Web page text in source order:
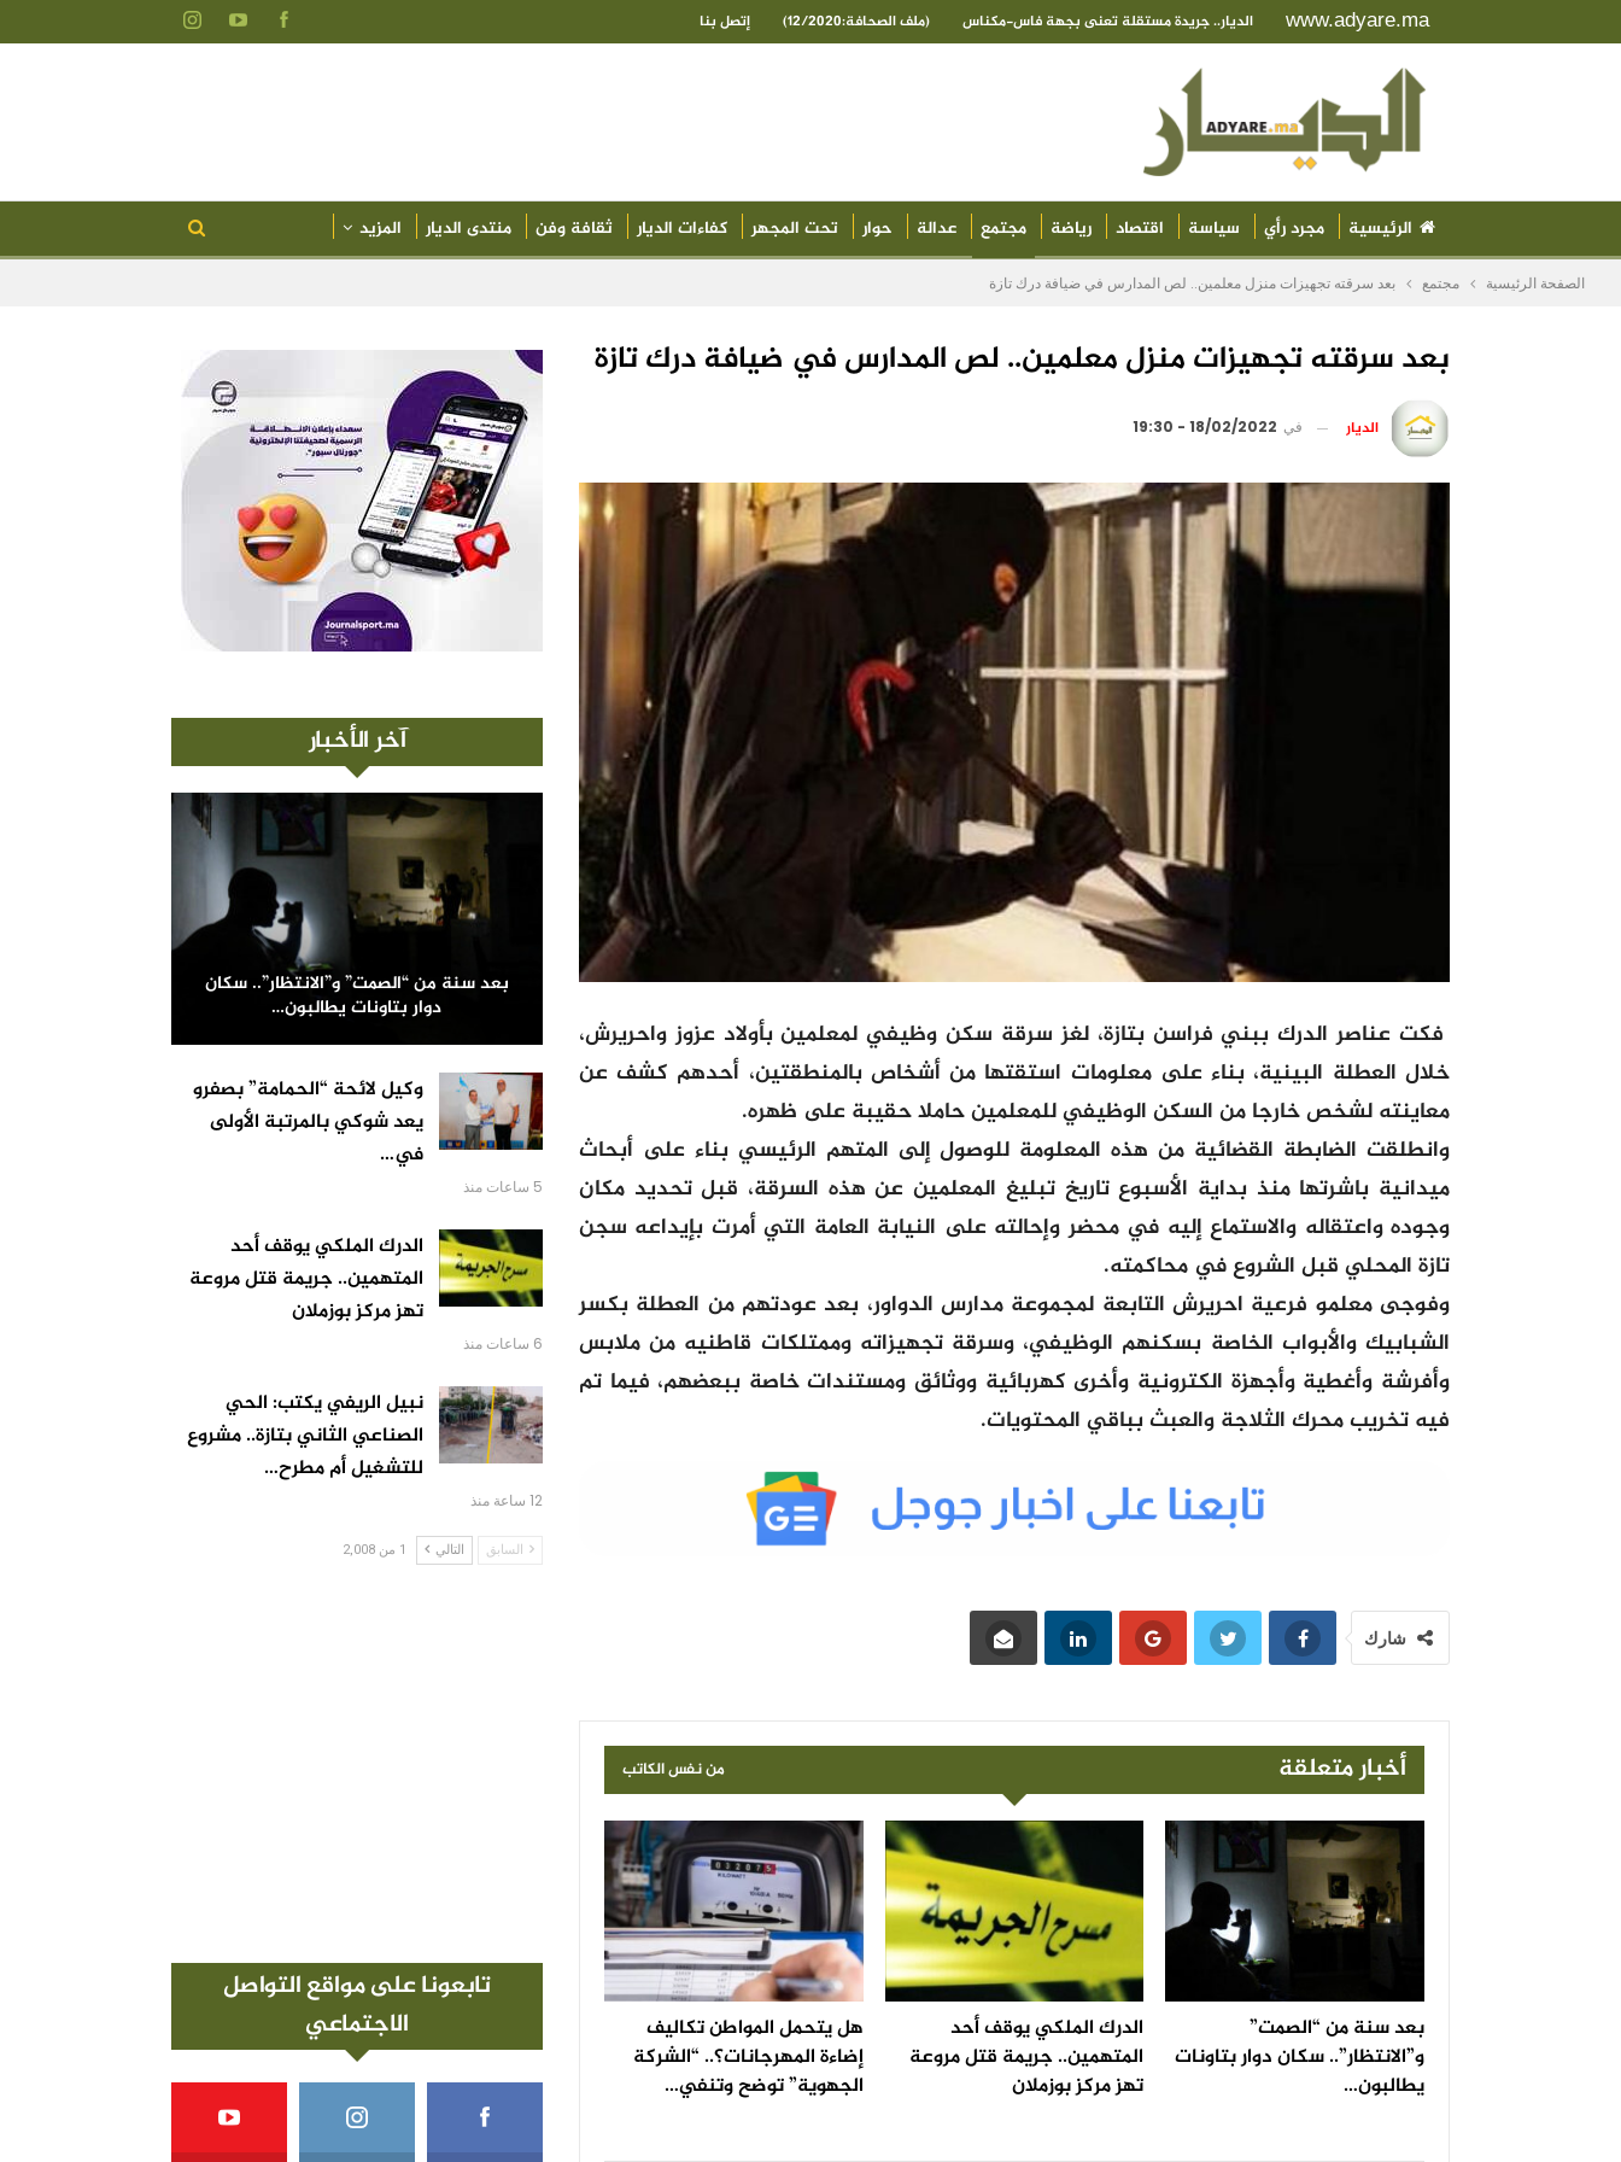
www.adyare.ma الديار.. جريدة مستقلة تعنى بجهة فاس-مكناس (ملف الصحافة:12/2020) إتصل بنا
الرئيسية مجرد رأي سياسة اقتصاد رياضة مجتمع عدالة حوار تحت المجهر كفاءات الديار ثقافة وفن منتدى الديار المزيد
الصفحة الرئيسية مجتمع بعد سرقته تجهيزات منزل معلمين.. لص المدارس في ضيافة درك تازة
بعد سرقته تجهيزات منزل معلمين.. لص المدارس في ضيافة درك تازة
الديار في 18/02/2022 - 19:30
فكت عناصر الدرك ببني فراسن بتازة، لغز سرقة سكن وظيفي لمعلمين بأولاد عزوز واحريرش،
خلال العطلة البينية، بناء على معلومات استقتها من أشخاص بالمنطقتين، أحدهم كشف عن
معاينته لشخص خارجا من السكن الوظيفي للمعلمين حاملا حقيبة على ظهره.
وانطلقت الضابطة القضائية من هذه المعلومة للوصول إلى المتهم الرئيسي بناء على أبحاث
ميدانية باشرتها منذ بداية الأسبوع تاريخ تبليغ المعلمين عن هذه السرقة، قبل تحديد مكان
وجوده واعتقاله والاستماع إليه في محضر وإحالته على النيابة العامة التي أمرت بإيداعه سجن
تازة المحلي قبل الشروع في محاكمته.
وفوجى معلمو فرعية احريرش التابعة لمجموعة مدارس الدواور، بعد عودتهم من العطلة بكسر
الشبابيك والأبواب الخاصة بسكنهم الوظيفي، وسرقة تجهيزاته وممتلكات قاطنيه من ملابس
وأفرشة وأغطية وأجهزة الكترونية وأخرى كهربائية ووثائق ومستندات خاصة ببعضهم، فيما تم
فيه تخريب محرك الثلاجة والعبث بباقي المحتويات.
شارك
أخبار متعلقة من نفس الكاتب
بعد سنة من “الصمت”
و”الانتظار”.. سكان دوار بتاونات
يطالبون…
الدرك الملكي يوقف أحد
المتهمين.. جريمة قتل مروعة
تهز مركز بوزملان
هل يتحمل المواطن تكاليف
إضاءة المهرجانات؟.. “الشركة
الجهوية” توضح وتنفي…
آخر الأخبار
بعد سنة من “الصمت” و”الانتظار”.. سكان
دوار بتاونات يطالبون…
وكيل لائحة “الحمامة” بصفرو
يعد شوكي بالمرتبة الأولى
في…
5 ساعات منذ
الدرك الملكي يوقف أحد
المتهمين.. جريمة قتل مروعة
تهز مركز بوزملان
6 ساعات منذ
نبيل الريفي يكتب: الحي
الصناعي الثاني بتازة.. مشروع
للتشغيل أم مطرح…
12 ساعة منذ
السابق التالي 1 من 2,008
تابعونا على مواقع التواصل
الاجتماعي